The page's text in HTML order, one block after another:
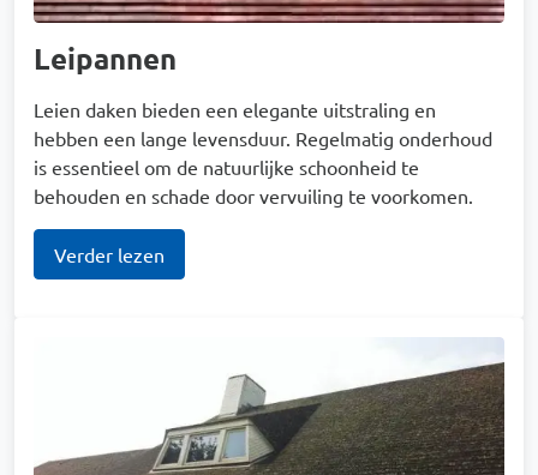
Leipannen
Leien daken bieden een elegante uitstraling en
hebben een lange levensduur. Regelmatig onderhoud
is essentieel om de natuurlijke schoonheid te
behouden en schade door vervuiling te voorkomen.
Verder lezen